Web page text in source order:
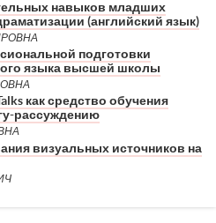
навыков младших
(английский язык)
подготовки
языка высшей школы
как средство обучения
рассуждению
визуальных источников на